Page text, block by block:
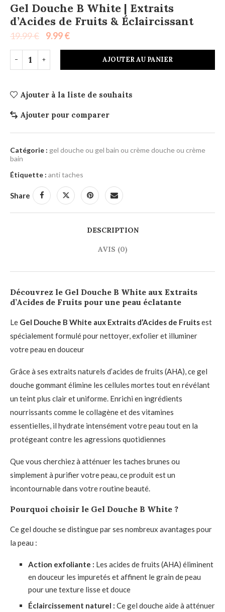
Gel Douche B White | Extraits
d’Acides de Fruits & Éclaircissant
19.99€ 9.99€
AJOUTER AU PANIER
Ajouter à la liste de souhaits
Ajouter pour comparer
Catégorie : gel douche ou gel bain ou crème douche ou crème
bain
Étiquette : anti taches
Share
DESCRIPTION
AVIS (0)
Découvrez le Gel Douche B White aux Extraits
d’Acides de Fruits pour une peau éclatante
Le Gel Douche B White aux Extraits d’Acides de Fruitsest
spécialement formulé pour nettoyer, exfolier et illuminer
votre peau en douceur
Grâce à ses extraits naturels d’acides de fruits (AHA), ce gel
douche gommant élimine les cellules mortes tout en révélant
un teint plus clair et uniforme. Enrichi en ingrédients
nourrissants comme le collagène et des vitamines
essentielles, il hydrate intensément votre peau tout en la
protégeant contre les agressions quotidiennes
Que vous cherchiez à atténuer les taches brunes ou
simplement à purifier votre peau, ce produit est un
incontournable dans votre routine beauté.
Pourquoi choisir le Gel Douche B White ?
Ce gel douche se distingue par ses nombreux avantages pour
la peau :
Action exfoliante : Les acides de fruits (AHA) éliminent
en douceur les impuretés et affinent le grain de peau
pour une texture lisse et douce
Éclaircissement naturel : Ce gel douche aide à atténuer